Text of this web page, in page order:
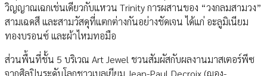
วิญญาณเฉกเช่นเดียวกับแหวน Trinity การผสานของ “วงกลมสามวง”
สามเฉดสี และสามวัสดุที่แตกต่างกันอย่างชัดเจน ได้แก่ อะลูมิเนียม
ทองบรอนซ์ และผ้าไหมทอมือ
ส่วนพื้นที่ชั้น 5 บริเวณ Art Jewel ชวนสัมผัสกับผลงานมาสเตอร์พีซ
จากศิลปินระดับโลกชาวเบลเยียม Jean-Paul Decroix (ฌอง-